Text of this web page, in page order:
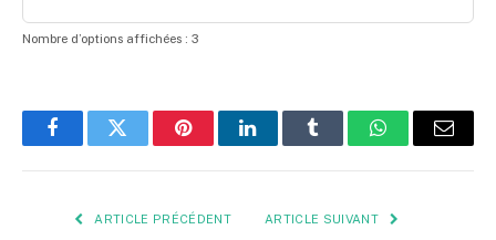
Nombre d’options affichées : 3
FacebookTwitter PinterestLinkedInTumblr WhatsApp
E-
ARTICLE PRÉCÉDENT ARTICLE SUIVANT